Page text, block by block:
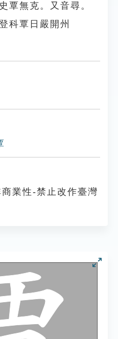
覃無克。又音尋。
科覃日嚴開州
業性-禁止改作臺灣